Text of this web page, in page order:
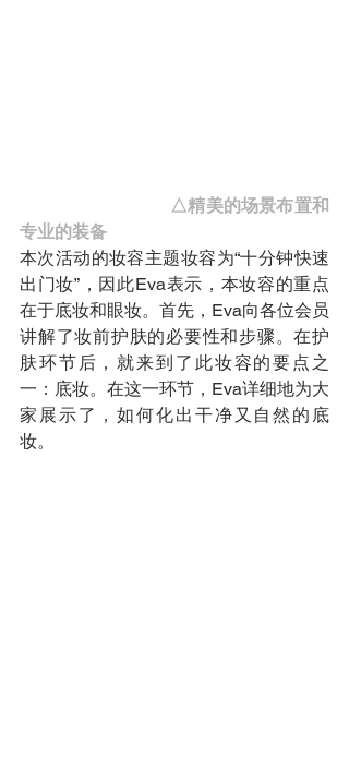
专业的装备
本次活动的妆容主题妆容为“十分钟快速
出门妆”，因此Eva表示，本妆容的重点
在于底妆和眼妆。首先，Eva向各位会员
讲解了妆前护肤的必要性和步骤。在护
肤环节后，就来到了此妆容的要点之
一：底妆。在这一环节，Eva详细地为大
家展示了，如何化出干净又自然的底
妆。